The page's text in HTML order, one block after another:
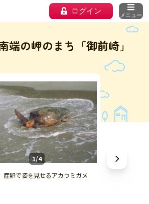
ログイン メニュー
端の岬のまち「御前崎」
1/4
産卵で姿を見せるアカウミガメ